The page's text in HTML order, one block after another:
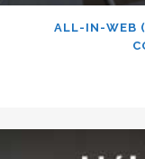
ALL-IN-WEB